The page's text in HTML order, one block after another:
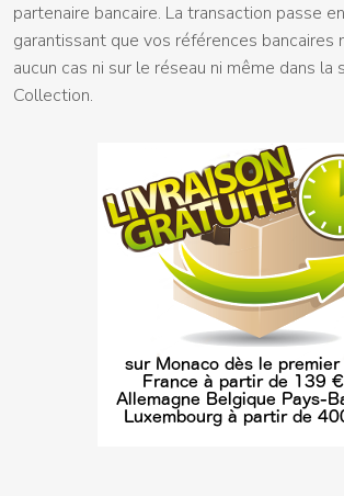
partenaire bancaire. La transaction passe
garantissant que vos références bancaires
aucun cas ni sur le réseau ni même dans la
Collection.